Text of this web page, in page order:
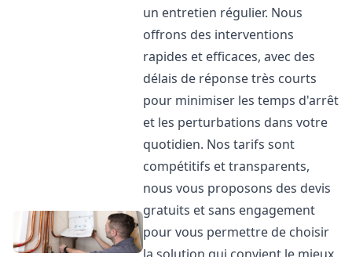
un entretien régulier. Nous
offrons des interventions
rapides et efficaces, avec des
délais de réponse très courts
pour minimiser les temps d'arrêt
et les perturbations dans votre
quotidien. Nos tarifs sont
compétitifs et transparents,
nous vous proposons des devis
gratuits et sans engagement
pour vous permettre de choisir